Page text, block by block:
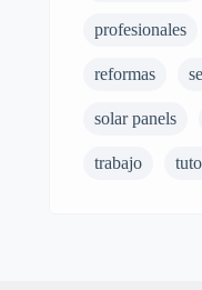
profesionales
reformas
solar panels
trabajo